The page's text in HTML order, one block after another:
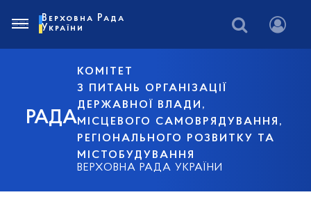
РАДА
КОМІТЕТ
З ПИТАНЬ ОРГАНІЗАЦІЇ
ДЕРЖАВНОЇ ВЛАДИ,
МІСЦЕВОГО САМОВРЯДУВАННЯ,
РЕГІОНАЛЬНОГО РОЗВИТКУ ТА
МІСТОБУДУВАННЯ
ВЕРХОВНА РАДА УКРАЇНИ
Верховна Рада
України